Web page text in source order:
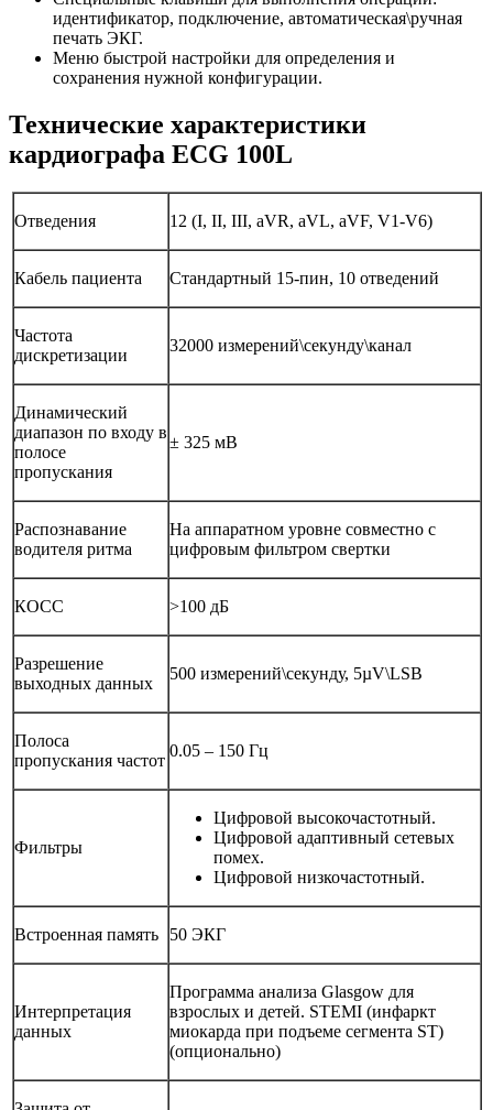
идентификатор, подключение, автоматическая\ручная
печать ЭКГ.
Меню быстрой настройки для определения и
сохранения нужной конфигурации.
Технические характеристики
кардиографа ECG 100L
Отведения 12 (I, II, III, aVR, aVL, aVF, V1-V6)
Кабель пациента Стандартный 15-пин, 10 отведений
Частота
дискретизации
32000 измерений\секунду\канал
Динамический
диапазон по входу в
полосе
пропускания
± 325 мВ
Распознавание
водителя ритма
На аппаратном уровне совместно с
цифровым фильтром свертки
КОСС >100 дБ
Разрешение
выходных данных
500 измерений\секунду, 5µV\LSB
Полоса
пропускания частот
0.05 – 150 Гц
Фильтры
Цифровой высокочастотный.
Цифровой адаптивный сетевых
помех.
Цифровой низкочастотный.
Встроенная память 50 ЭКГ
Интерпретация
данных
Программа анализа Glasgow для
взрослых и детей. STEMI (инфаркт
миокарда при подъеме сегмента ST)
(опционально)